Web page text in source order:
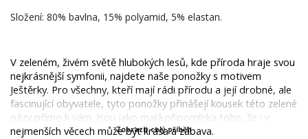
Složení: 80% bavlna, 15% polyamid, 5% elastan.
V zeleném, živém světě hlubokých lesů, kde příroda hraje svou
nejkrásnější symfonii, najdete naše ponožky s motivem
Ještěrky. Pro všechny, kteří mají rádi přírodu a její drobné, ale
fascinující obyvatele, tyto ponožky přinášejí kousek této zelené
oázy přímo k vám. Jsou jako malá připomínka toho, že i v
nejmenších věcech může být krása a zábava.
Zobrazit celý příběh